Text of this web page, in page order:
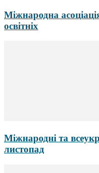
Міжнародна
освітніх
Міжнародні та
листопад